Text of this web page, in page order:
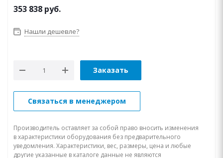
353 838 руб.
Нашли дешевле?
Заказать
Связаться в менеджером
Производитель оставляет за собой право вносить изменения
в характеристики оборудования без предварительного
уведомления. Характеристики, вес, размеры, цена и любые
другие указанные в каталоге данные не являются